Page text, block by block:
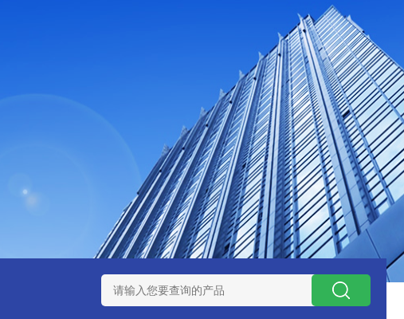
LK康复医院废水处理器设备 LK康复医院污水处理